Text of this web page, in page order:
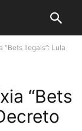
“Bets Ilegais”: Lula
“Bets